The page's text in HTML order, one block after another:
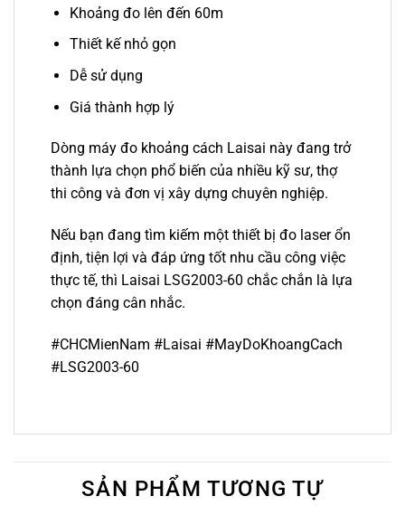
Khoảng đo lên đến 60m
Thiết kế nhỏ gọn
Dễ sử dụng
Giá thành hợp lý
Dòng máy đo khoảng cách Laisai này đang trở
thành lựa chọn phổ biến của nhiều kỹ sư, thợ
thi công và đơn vị xây dựng chuyên nghiệp.
Nếu bạn đang tìm kiếm một thiết bị đo laser ổn
định, tiện lợi và đáp ứng tốt nhu cầu công việc
thực tế, thì Laisai LSG2003-60 chắc chắn là lựa
chọn đáng cân nhắc.
#CHCMienNam #Laisai #MayDoKhoangCach
#LSG2003-60
SẢN PHẨM TƯƠNG TỰ